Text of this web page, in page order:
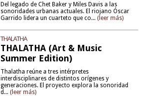
Del legado de Chet Baker y Miles Davis a las
sonoridades urbanas actuales. El riojano Óscar
Garrido lidera un cuarteto que co... (leer más)
THALATHA
THALATHA (Art & Music
Summer Edition)
Thalatha reúne a tres intérpretes
interdisciplinares de distintos orígenes y
generaciones. El proyecto explora la sonoridad
d... (leer más)